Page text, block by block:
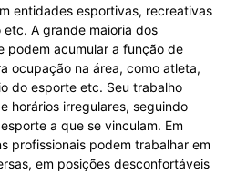
entidades esportivas, recreativas
A grande maioria dos
podem acumular a função de
ocupação na área, como atleta,
do esporte etc. Seu trabalho
horários irregulares, seguindo
a que se vinculam. Em
profissionais podem trabalhar em
em posições desconfortáveis